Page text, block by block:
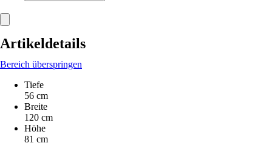
Artikeldetails
Bereich überspringen
Tiefe
56 cm
Breite
120 cm
Höhe
81 cm